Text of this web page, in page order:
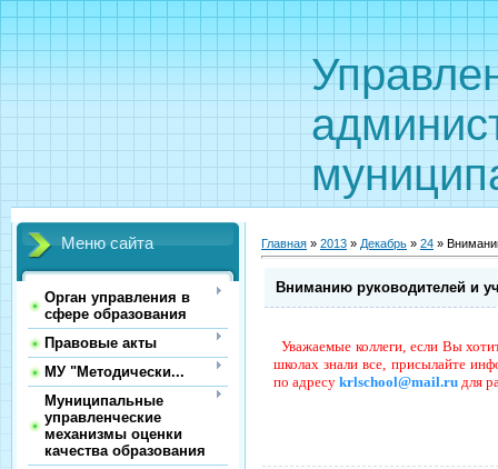
Меню сайта
Орган управления в
сфере образования
Правовые акты
МУ "Методически...
Муниципальные
управленческие
механизмы оценки
качества образования
Главная » 2013 » Декабрь » 24 »
Вниманию руководителей и
Уважаемые коллеги, если Вы
школах знали все, присылайте
по адресу krlschool@mail.ru для